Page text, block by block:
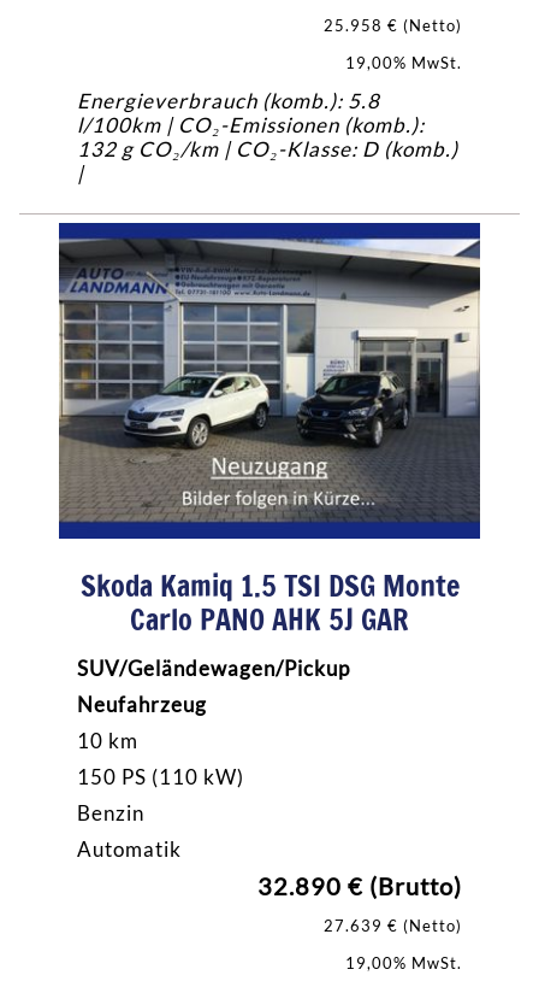
25.958 € (Netto)
19,00% MwSt.
Energieverbrauch (komb.): 5.8
l/100km | CO₂-Emissionen (komb.):
132 g CO₂/km | CO₂-Klasse: D (komb.)
|
Skoda Kamiq 1.5 TSI DSG Monte
Carlo PANO AHK 5J GAR
SUV/Geländewagen/Pickup
Neufahrzeug
10 km
150 PS (110 kW)
Benzin
Automatik
32.890 € (Brutto)
27.639 € (Netto)
19,00% MwSt.